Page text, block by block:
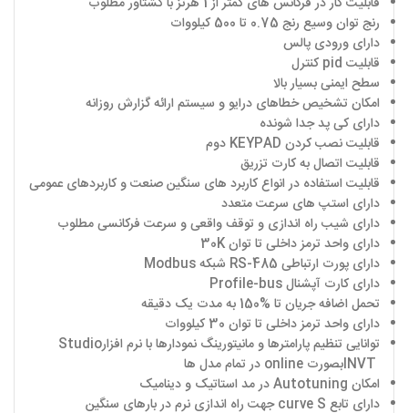
رنج توان وسیع رنج 0.75 تا 500 کیلووات
دارای ورودی پالس
قابلیت pid کنترل
سطح ایمنی بسیار بالا
امکان تشخیص خطاهای درایو و سیستم ارائه گزارش روزانه
دارای کی پد جدا شونده
قابلیت نصب کردن KEYPAD دوم
قابلیت اتصال به کارت تزریق
قابلیت استفاده در انواع کاربرد های سنگین صنعت و کاربردهای عمومی
دارای استپ های سرعت متعدد
دارای شیب راه اندازی و توقف واقعی و سرعت فرکانسی مطلوب
دارای واحد ترمز داخلی تا توان30K
دارای پورت ارتباطی RS-485 شبکهModbus
دارای کارت آپشنالProfile-bus
تحمل اضافه جریان تا 150% به مدت یک دقیقه
دارای واحد ترمز داخلی تا توان 30 کیلووات
توانایی تنظیم پارامترها و مانیتورینگ نمودارها با نرم افزارStudio
INVTبصورت online در تمام مدل ها
امکان Autotuningدر مد استاتیک و دینامیک
دارای تابع curve Sجهت راه اندازی نرم در بارهای سنگین